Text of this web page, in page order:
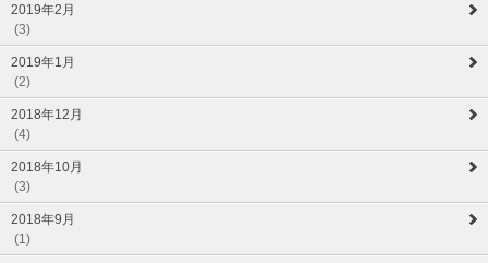
2019年2月
(3)
2019年1月
(2)
2018年12月
(4)
2018年10月
(3)
2018年9月
(1)